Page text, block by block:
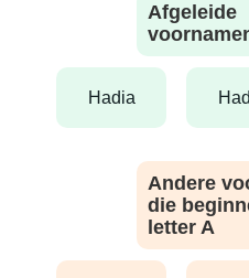
Afgeleide
hadia
Andere
die
letter A